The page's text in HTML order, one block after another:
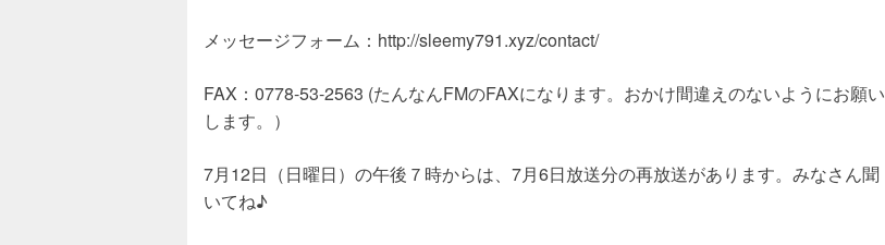
メッセージフォーム：http://sleemy791.xyz/contact/
FAX：0778-53-2563 (たんなんFMのFAXになります。おかけ間違えのないようにお願い
します。）
7月12日（日曜日）の午後７時からは、7月6日放送分の再放送があります。みなさん聞
いてね♪